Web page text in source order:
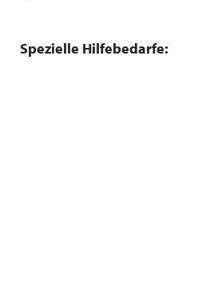
Spezielle Hilfebedarfe: